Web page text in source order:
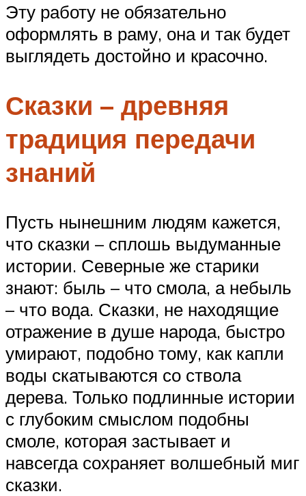
Эту работу не обязательно
оформлять в раму, она и так будет
выглядеть достойно и красочно.
Сказки – древняя
традиция передачи
знаний
Пусть нынешним людям кажется,
что сказки – сплошь выдуманные
истории. Северные же старики
знают: быль – что смола, а небыль
– что вода. Сказки, не находящие
отражение в душе народа, быстро
умирают, подобно тому, как капли
воды скатываются со ствола
дерева. Только подлинные истории
с глубоким смыслом подобны
смоле, которая застывает и
навсегда сохраняет волшебный миг
сказки.